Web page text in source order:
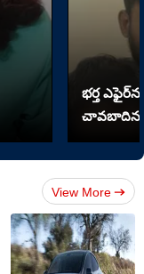
భర్త
చావబాదిన
View More